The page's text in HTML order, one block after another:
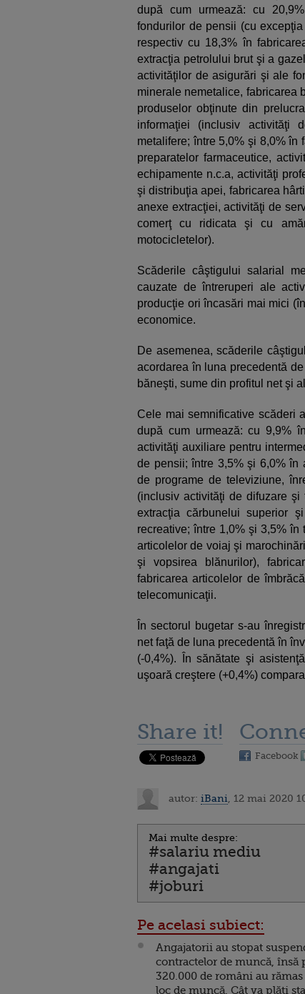
după cum urmează: cu
fondurilor de pensii (cu
respectiv cu 18,3% în
extracţia petrolului brut şi a
activităţilor de asigurări şi ale
minerale nemetalice, fabricarea
produselor obţinute din
informaţiei (inclusiv activităţi
metalifere; între 5,0% şi 8,0% în
preparatelor farmaceutice,
echipamente n.c.a, activităţi
şi distribuţia apei, fabricarea
anexe extracţiei, activităţi de
comerţ cu ridicata şi cu
motocicletelor).
Scăderile câştigului salarial
cauzate de întreruperi ale
producţie ori încasări mai mici
economice.
De asemenea, scăderile
acordarea în luna precedentă
băneşti, sume din profitul net şi
Cele mai semnificative scăderi
după cum urmează: cu 9,9%
activităţi auxiliare pentru
de pensii; între 3,5% şi 6,0% în
de programe de televiziune,
(inclusiv activităţi de difuzare şi
extracţia cărbunelui superior
recreative; între 1,0% şi 3,5%
articolelor de voiaj şi
şi vopsirea blănurilor),
fabricarea articolelor de
telecomunicaţii.
În sectorul bugetar s-au
net faţă de luna precedentă în
(-0,4%). În sănătate şi
uşoară creştere (+0,4%)
Share it!
Facebook
autor: iBani , 12 mai 2020
Mai multe despre:
#salariu mediu
#angajati
#joburi
Pe acelasi subiect:
Angajatorii au stopat
contractelor de muncă, însă
320.000 de români au
loc de muncă. Cât va plăti